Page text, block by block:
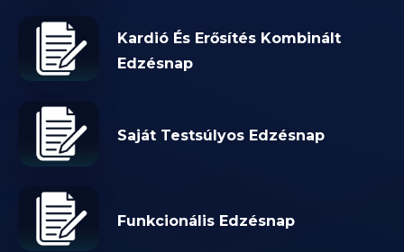
Kardió És Erősítés Kombinált
Edzésnap
Saját Testsúlyos Edzésnap
Funkcionális Edzésnap